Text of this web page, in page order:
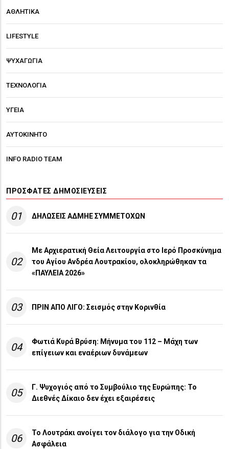
ΑΘΛΗΤΙΚΑ
LIFESTYLE
ΨΥΧΑΓΩΓΙΑ
ΤΕΧΝΟΛΟΓΙΑ
ΥΓΕΙΑ
ΑΥΤΟΚΙΝΗΤΟ
INFO RADIO TEAM
ΠΡΌΣΦΑΤΕΣ ΔΗΜΟΣΙΕΎΣΕΙΣ
01 ΔΗΛΩΣΕΙΣ ΑΔΜΗΕ ΣΥΜΜΕΤΟΧΩΝ
02
Με Αρχιερατική Θεία Λειτουργία στο Ιερό Προσκύνημα
του Αγίου Ανδρέα Λουτρακίου, ολοκληρώθηκαν τα
«ΠΑΥΛΕΙΑ 2026»
03 ΠΡΙΝ ΑΠΟ ΛΙΓO: Σεισμός στην Κορινθία
04
Φωτιά Κυρά Βρύση: Μήνυμα του 112 – Μάχη των
επίγειων και εναέριων δυνάμεων
05
Γ. Ψυχογιός από το Συμβούλιο της Ευρώπης: Το
Διεθνές Δίκαιο δεν έχει εξαιρέσεις
06
Το Λουτράκι ανοίγει τον διάλογο για την Οδική
Ασφάλεια